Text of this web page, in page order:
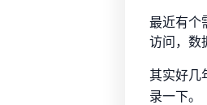
最近有个
访问，数
其实好几
录一下。